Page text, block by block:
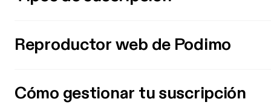
Reproductor web de Podimo
Cómo gestionar tu suscripción